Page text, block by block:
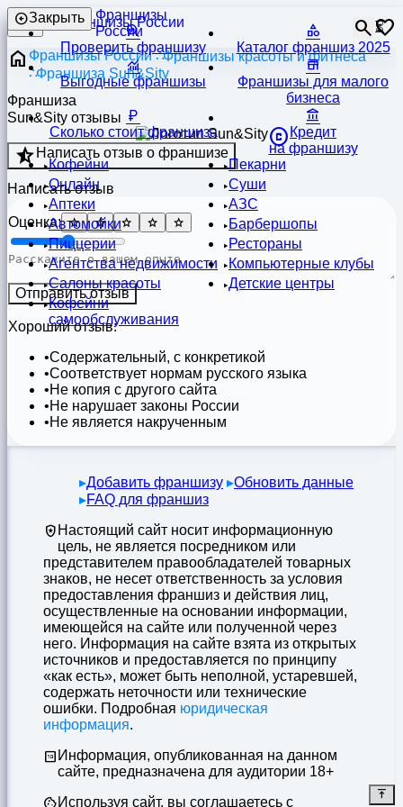
Франшизы
России
⏳
Закрыть
Проверить франшизу
Каталог франшиз 2025
Выгодные франшизы
Франшизы для малого
бизнеса
Сколько стоит франшиза
Кредит
на франшизу
Кофейни
Пекарни
Онлайн
Суши
Аптеки
АЗС
Автомойки
Барбершопы
Пиццерии
Рестораны
Агентства недвижимости
Компьютерные клубы
Салоны красоты
Детские центры
Кофейни
самообслуживания
Франшизы России
Франшизы красоты и фитнеса
Франшиза Sun&Sity
Франшиза
Sun&Sity отзывы
Написать отзыв о франшизе
Написать отзыв
Оценка:
Отправить отзыв
Хороший отзыв:
Содержательный, с конкретикой
Соответствует нормам русского языка
Не копия с другого сайта
Не нарушает законы России
Не является накрученным
Добавить франшизу
Обновить данные
FAQ для франшиз
Настоящий сайт носит информационную
цель, не является посредником или
представителем правообладателей товарных
знаков, не несет ответственность за условия
предоставления франшиз и действия лиц,
осуществленные на основании информации,
имеющейся на сайте или полученной через
него. Информация на сайте взята из открытых
источников и предоставляется по принципу
«как есть», может быть неполной, устаревшей,
содержать неточности или технические
ошибки. Подробная юридическая
информация.
Информация, опубликованная на данном
сайте, предназначена для аудитории 18+
Используя сайт, вы соглашаетесь с